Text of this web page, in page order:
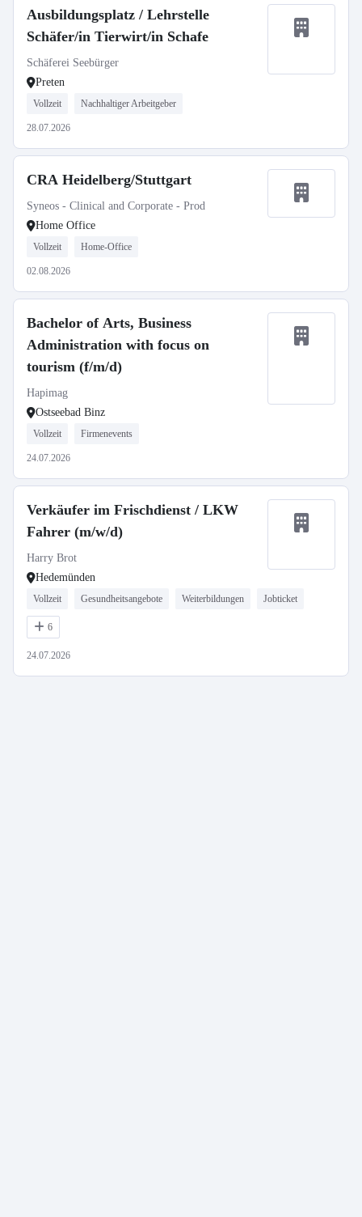
Ausbildungsplatz / Lehrstelle
Schäfer/in Tierwirt/in Schafe
Schäferei Seebürger
Preten
Vollzeit Nachhaltiger Arbeitgeber
28.07.2026
CRA Heidelberg/Stuttgart
Syneos - Clinical and Corporate - Prod
Home Office
Vollzeit Home-Office
02.08.2026
Bachelor of Arts, Business
Administration with focus on
tourism (f/m/d)
Hapimag
Ostseebad Binz
Vollzeit Firmenevents
24.07.2026
Verkäufer im Frischdienst / LKW
Fahrer (m/w/d)
Harry Brot
Hedemünden
Vollzeit Gesundheitsangebote Weiterbildungen Jobticket
6
24.07.2026